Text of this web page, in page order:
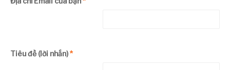
Tiêu đề (lời nhắn)*